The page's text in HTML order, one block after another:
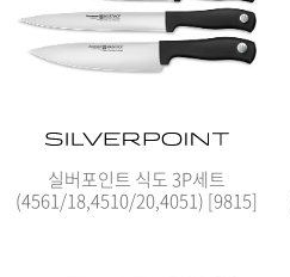
실버포인트 식도 3P세트
(4561/18,4510/20,4051) [9815]